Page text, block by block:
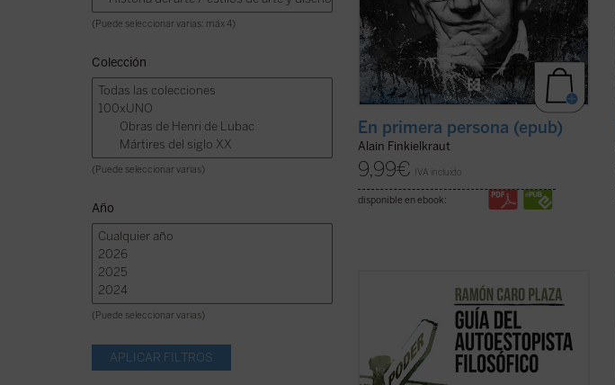
(Puede seleccionar varias: máx 4)
Colección
(Puede seleccionar varias)
Año
(Puede seleccionar varias)
En primera persona (epub)
Alain Finkielkraut
9,99€ IVA incluido
disponible en ebook:
Explora este mundo, la realidad que te
rodea y la que te constituye. La obra que
tienes ahora en tus manos pretende
rastrear los enclaves principales en
compañía de los grandes pensadores.
Además, te ofrece herramientas para